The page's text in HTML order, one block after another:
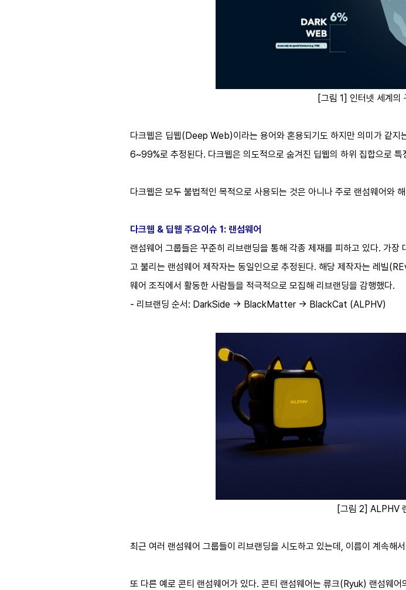
[그림 1] 인터넷 세계의
다크웹은 딥웹(Deep Web)이라는 용어와 혼용되기도 하지만 의미가 같지
6~99%로 추정된다. 다크웹은 의도적으로 숨겨진 딥웹의 하위 집합으로
다크웹은 모두 불법적인 목적으로 사용되는 것은 아니나 주로 랜섬웨어와
다크웹 & 딥웹 주요이슈 1: 랜섬웨어
랜섬웨어 그룹들은 꾸준히 리브랜딩을 통해 각종 제재를 피하고 있다. 가
고 불리는 랜섬웨어 제작자는 동일인으로 추정된다. 해당 제작자는 레
웨어 조직에서 활동한 사람들을 적극적으로 모집해 리브랜딩을 감행했다.
- 리브랜딩 순서: DarkSide → BlackMatter → BlackCat (ALPHV)
[그림 2] ALPHV
최근 여러 랜섬웨어 그룹들이 리브랜딩을 시도하고 있는데, 이름이 계속해
또 다른 예로 콘티 랜섬웨어가 있다. 콘티 랜섬웨어는 류크(Ryuk) 랜섬웨